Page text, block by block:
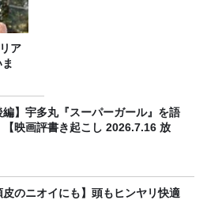
ア
編】宇多丸『スーパーガール』を語
【映画評書き起こし 2026.7.16 放
皮のニオイにも】頭もヒンヤリ快適